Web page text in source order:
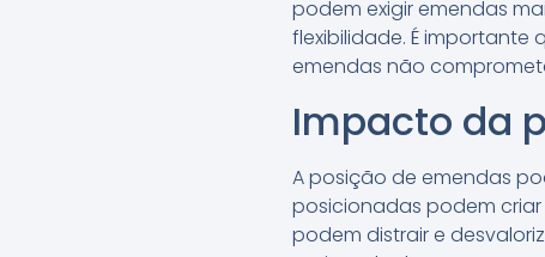
podem exigir emendas
flexibilidade. É
emendas não
Impacto da
A posição de emendas
posicionadas podem
podem distrair e